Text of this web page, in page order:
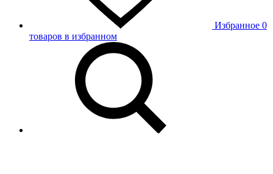
Избранное 0
товаров в избранном